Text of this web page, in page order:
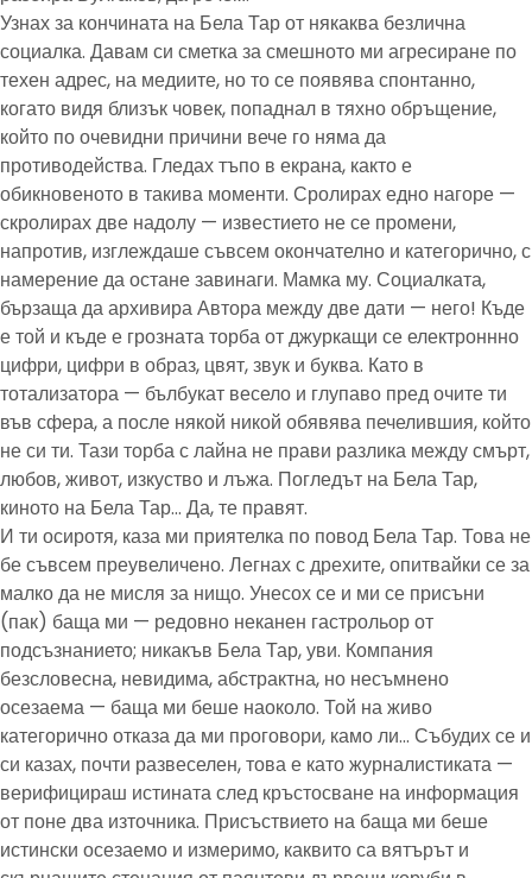
Узнах за кончината на Бела Тар от някаква безлична
социалка. Давам си сметка за смешното ми агресиране по
техен адрес, на медиите, но то се появява спонтанно,
когато видя близък човек, попаднал в тяхно обръщение,
който по очевидни причини вече го няма да
противодейства. Гледах тъпо в екрана, както е
обикновеното в такива моменти. Сролирах едно нагоре —
скролирах две надолу — известието не се промени,
напротив, изглеждаше съвсем окончателно и категорично, с
намерение да остане завинаги. Мамка му. Социалката,
бързаща да архивира Автора между две дати — него! Къде
е той и къде е грозната торба от джуркащи се електроннно
цифри, цифри в образ, цвят, звук и буква. Като в
тотализатора — бълбукат весело и глупаво пред очите ти
във сфера, а после някой никой обявява печелившия, който
не си ти. Тази торба с лайна не прави разлика между смърт,
любов, живот, изкуство и лъжа. Погледът на Бела Тар,
киното на Бела Тар… Да, те правят.
И ти осиротя, каза ми приятелка по повод Бела Тар. Това не
бе съвсем преувеличено. Легнах с дрехите, опитвайки се за
малко да не мисля за нищо. Унесох се и ми се присъни
(пак) баща ми — редовно неканен гастрольор от
подсъзнанието; никакъв Бела Тар, уви. Компания
безсловесна, невидима, абстрактна, но несъмнено
осезаема — баща ми беше наоколо. Той на живо
категорично отказа да ми проговори, камо ли… Събудих се и
си казах, почти развеселен, това е като журналистиката —
верифицираш истината след кръстосване на информация
от поне два източника. Присъствието на баща ми беше
истински осезаемо и измеримо, каквито са вятърът и